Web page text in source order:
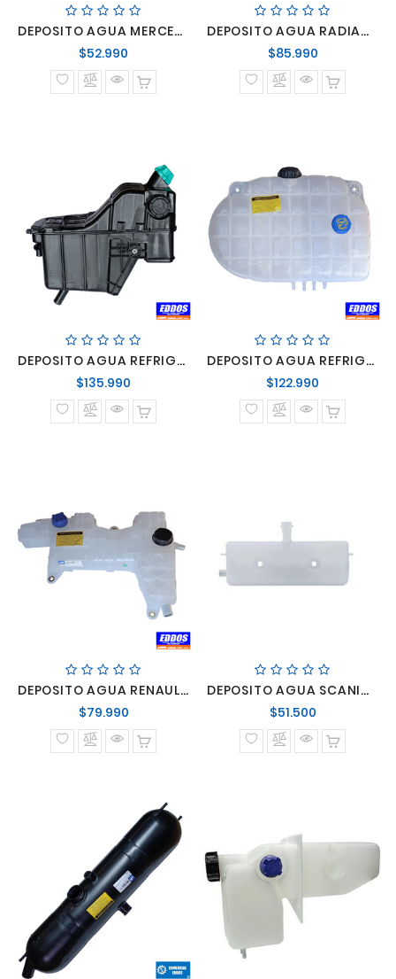
DEPOSITO AGUA MERCEDES BENZ SERIES OF/OH/O-500U/O-500R/O-500M
$52.990
normal
DEPOSITO AGUA RADIADOR SCANIA S-4
$85.990Precio
normal
DEPOSITO AGUA REFRIGERANTE MERCEDES BENZ ACTROS 2546/2546LS/2646/2646LS/2651/4844K
$135.990
normal
DEPOSITO AGUA REFRIGERANTE VOLVO FM
$122.990
normal
DEPOSITO AGUA RENAULT/DAF/VOLVO FL LINEA VM 210/220/240/260/270 EURO 6
$79.990Precio
normal
DEPOSITO AGUA SCANIA 113-112
$51.500Precio
normal